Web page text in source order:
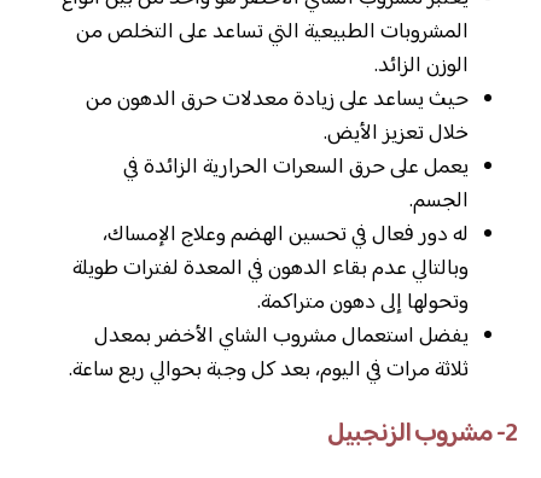
المشروبات الطبيعية التي تساعد على التخلص من
الوزن الزائد.
حيث يساعد على زيادة معدلات حرق الدهون من
خلال تعزيز الأيض.
يعمل على حرق السعرات الحرارية الزائدة في
الجسم.
له دور فعال في تحسين الهضم وعلاج الإمساك،
وبالتالي عدم بقاء الدهون في المعدة لفترات طويلة
وتحولها إلى دهون متراكمة.
يفضل استعمال مشروب الشاي الأخضر بمعدل
ثلاثة مرات في اليوم، بعد كل وجبة بحوالي ربع ساعة.
2- مشروب الزنجبيل